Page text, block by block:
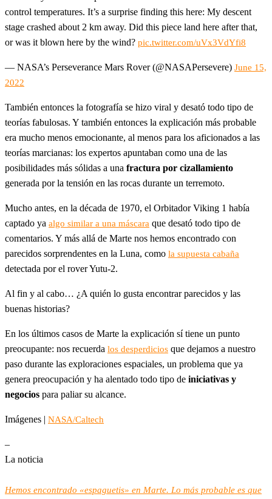
control temperatures. It’s a surprise finding this here: My descent
stage crashed about 2 km away. Did this piece land here after that,
or was it blown here by the wind? pic.twitter.com/uVx3VdYfi8
— NASA’s Perseverance Mars Rover (@NASAPersevere) June 15,
2022
También entonces la fotografía se hizo viral y desató todo tipo de
teorías fabulosas. Y también entonces la explicación más probable
era mucho menos emocionante, al menos para los aficionados a las
teorías marcianas: los expertos apuntaban como una de las
posibilidades más sólidas a una fractura por cizallamiento
generada por la tensión en las rocas durante un terremoto.
Mucho antes, en la década de 1970, el Orbitador Viking 1 había
captado ya algo similar a una máscara que desató todo tipo de
comentarios. Y más allá de Marte nos hemos encontrado con
parecidos sorprendentes en la Luna, como la supuesta cabaña
detectada por el rover Yutu-2.
Al fin y al cabo… ¿A quién lo gusta encontrar parecidos y las
buenas historias?
En los últimos casos de Marte la explicación sí tiene un punto
preocupante: nos recuerda los desperdicios que dejamos a nuestro
paso durante las exploraciones espaciales, un problema que ya
genera preocupación y ha alentado todo tipo de iniciativas y
negocios para paliar su alcance.
Imágenes | NASA/Caltech
–
La noticia
Hemos encontrado «espaguetis» en Marte. Lo más probable es que